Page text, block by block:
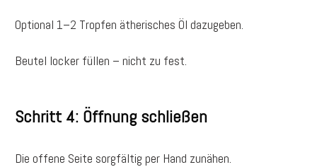
Optional 1–2 Tropfen ätherisches Öl dazugeben.
Beutel locker füllen – nicht zu fest.
Schritt 4: Öffnung schließen
Die offene Seite sorgfältig per Hand zunähen.